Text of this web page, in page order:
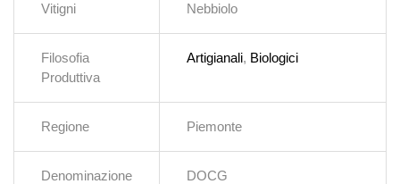
Vitigni Nebbiolo
Filosofia
Produttiva
Artigianali, Biologici
Regione Piemonte
Denominazione DOCG